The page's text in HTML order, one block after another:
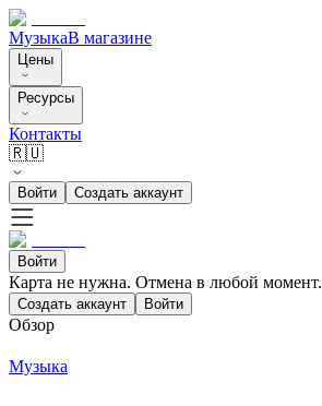
МузыкаВ магазине
Цены
Ресурсы
Контакты
🇷🇺
Войти Создать аккаунт
Войти
Карта не нужна. Отмена в любой момент.
Создать аккаунт Войти
Обзор
Музыка